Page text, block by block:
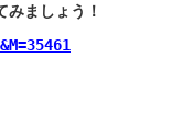
ましょう！